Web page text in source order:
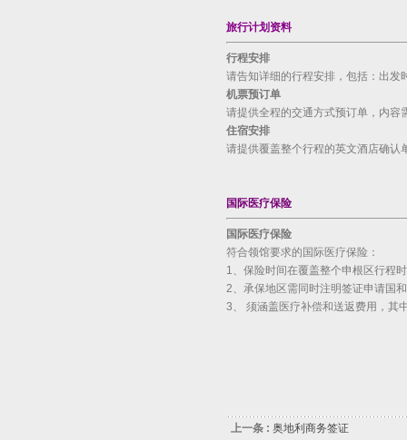
旅行计划资料
行程安排
请告知详细的行程安排，包括：出发
机票预订单
请提供全程的交通方式预订单，内容
住宿安排
请提供覆盖整个行程的英文酒店确认
国际医疗保险
国际医疗保险
符合领馆要求的国际医疗保险：
1、保险时间在覆盖整个申根区行程
2、承保地区需同时注明签证申请国
3、 须涵盖医疗补偿和送返费用，其
上一条 : 奥地利商务签证